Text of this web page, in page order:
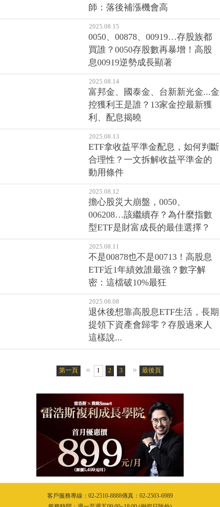
師：落後補漲機會高
2025.08.15
0050、00878、00919…存股族都
買誰？0050存股數再暴增！高股
息00919逆勢成長顯著
2025.08.14
富邦金、國泰金、台新新光金...金
控獲利王是誰？13家金控最新獲
利、配息揭曉
2025.08.13
ETF拿收益平準金配息，如何判斷
合理性？一文拆解收益平準金的
動用條件
2025.08.12
擔心股災大崩盤，0050、
006208…該繼續存？為什麼指數
型ETF是財富成長的最佳選擇？
2025.08.11
不是00878也不是00713！高股息
ETF近1年績效誰最強？數字解
密：這檔破10%最狂
2025.08.08
退休後想靠高股息ETF生活，長期
提領下資產會歸零？存股過來人
這樣說...
第一頁 « 1 2 3 4 5 6
» 最後頁
客戶服務專線：02-2510-8888傳真：02-2503-6989